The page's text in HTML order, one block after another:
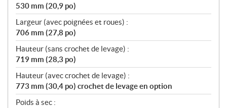
530 mm (20,9 po)
Largeur (avec poignées et roues) :
706 mm (27,8 po)
Hauteur (sans crochet de levage) :
719 mm (28,3 po)
Hauteur (avec crochet de levage) :
773 mm (30,4 po) crochet de levage en option
Poids à sec :